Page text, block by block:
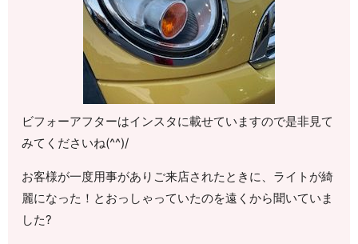
ビフォーアフターはインスタに載せていますので是非見て
みてくださいね(^^)/
お客様が一度用事がありご来店されたときに、ライトが綺
麗になった！とおっしゃっていたのを遠くから聞いていま
した?